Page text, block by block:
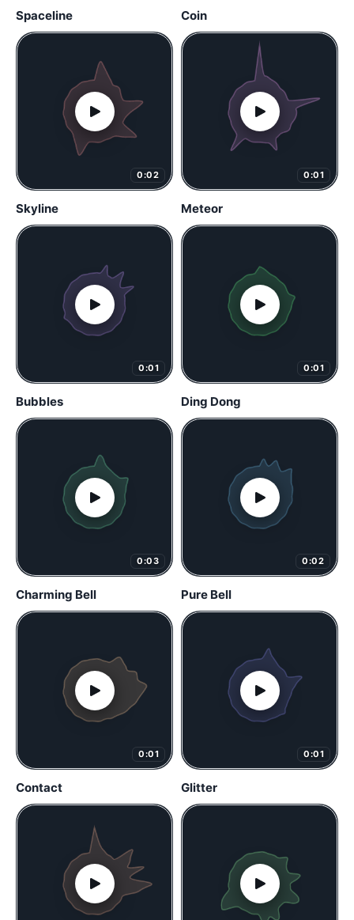
Spaceline Coin
0:02
Skyline
0:01
Meteor
0:01
Bubbles
0:01
Ding Dong
0:03
Charming Bell
0:02
Pure Bell
0:01
Contact
0:01
Glitter